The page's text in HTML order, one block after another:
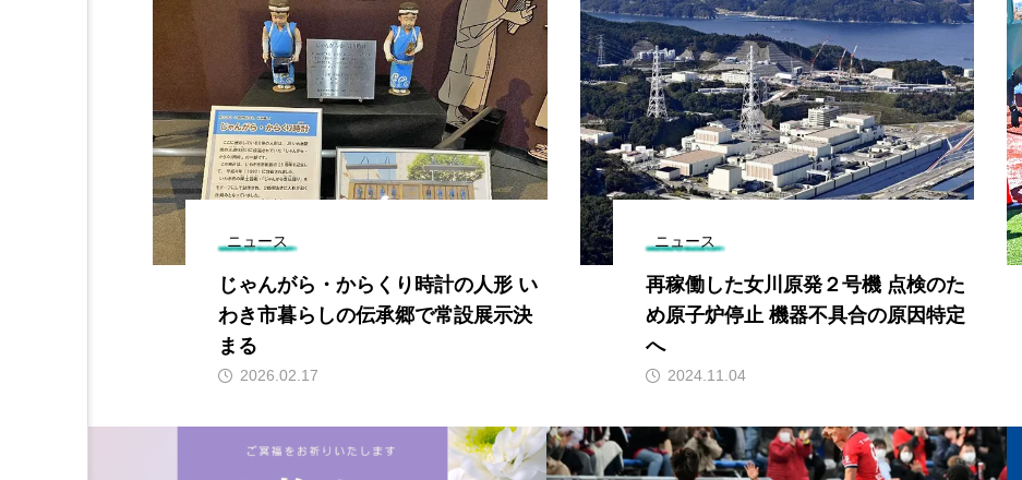
ニュース
じゃんがら・からくり時計の人形 い
わき市暮らしの伝承郷で常設展示決
まる
2026.02.17
ニュース
再稼働した女川原発２号機 点検のた
め原子炉停止 機器不具合の原因特定
へ
2024.11.04